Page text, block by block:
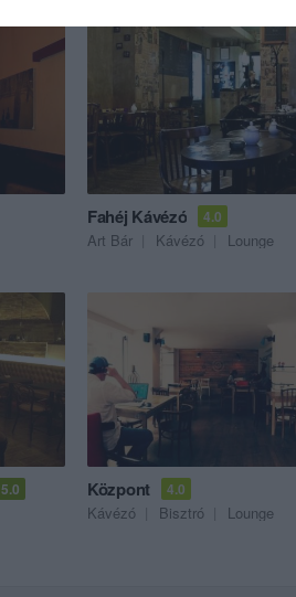
Fahéj Kávézó 4.0
Art Bár Kávézó Lounge
5.0 Központ 4.0
Kávézó Bisztró Lounge